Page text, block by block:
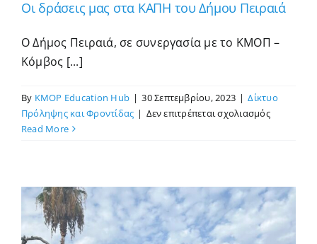
Οι δράσεις μας στα ΚΑΠΗ του Δήμου Πειραιά
Ο Δήμος Πειραιά, σε συνεργασία με το ΚΜΟΠ –
Κόμβος [...]
By KMOP Education Hub | 30 Σεπτεμβρίου, 2023 | Δίκτυο
Πρόληψης και Φροντίδας | Δεν επιτρέπεται σχολιασμόςστο
ΚΑΠΗ
του
Δήμου
Πειραιά
Read More